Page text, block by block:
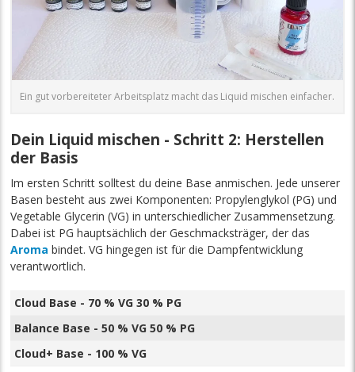
Ein gut vorbereiteter Arbeitsplatz macht das Liquid mischen einfacher.
Dein Liquid mischen - Schritt 2: Herstellen
der Basis
Im ersten Schritt solltest du deine Base anmischen. Jede unserer
Basen besteht aus zwei Komponenten: Propylenglykol (PG) und
Vegetable Glycerin (VG) in unterschiedlicher Zusammensetzung.
Dabei ist PG hauptsächlich der Geschmacksträger, der das
Aroma bindet. VG hingegen ist für die Dampfentwicklung
verantwortlich.
Cloud Base - 70 % VG 30 % PG
Balance Base - 50 % VG 50 % PG
Cloud+ Base - 100 % VG